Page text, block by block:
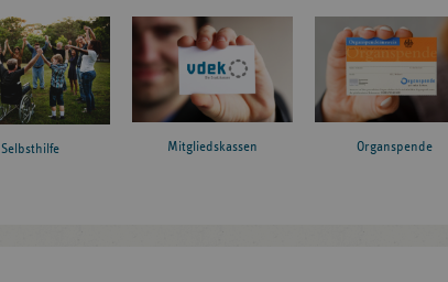
Selbsthilfe Mitgliedskassen Organspende